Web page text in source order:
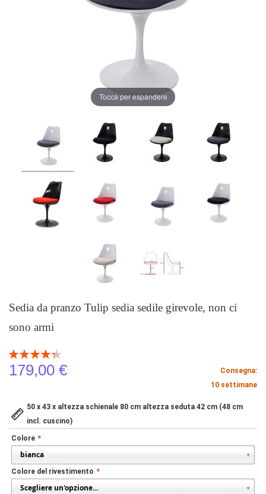
Sedia da pranzo Tulip sedia sedile girevole, non ci
sono armi
Valutazione:
88
% of100
179,00 €
Consegna:
10 settimane
50 x 43 x altezza schienale 80 cm altezza seduta 42 cm (48 cm
incl. cuscino)
Colore
Colore del rivestimento
Tocca per espandere